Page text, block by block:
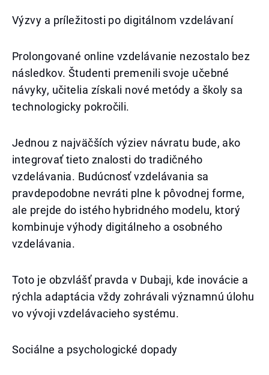
Výzvy a príležitosti po digitálnom vzdelávaní
Prolongované online vzdelávanie nezostalo bez
následkov. Študenti premenili svoje učebné
návyky, učitelia získali nové metódy a školy sa
technologicky pokročili.
Jednou z najväčších výziev návratu bude, ako
integrovať tieto znalosti do tradičného
vzdelávania. Budúcnosť vzdelávania sa
pravdepodobne nevráti plne k pôvodnej forme,
ale prejde do istého hybridného modelu, ktorý
kombinuje výhody digitálneho a osobného
vzdelávania.
Toto je obzvlášť pravda v Dubaji, kde inovácie a
rýchla adaptácia vždy zohrávali významnú úlohu
vo vývoji vzdelávacieho systému.
Sociálne a psychologické dopady